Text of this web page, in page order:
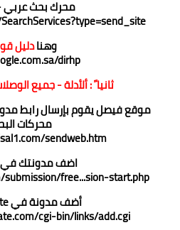
محرك بحث عربي - araby
SearchServices?type=send_site
دليل قوقل
dirhp
ثانيا ً : ألأدلة - جميع الوصلات
موقع فيصل يقوم بإرسال رابط
محركات البحث
sendweb.htm
اضف مدونتك في addme
submission/free...sion-start.php
أضف مدونة في arabsgate
cgi-bin/links/add.cgi